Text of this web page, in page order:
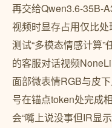
再交给Qwen3.6-35B-
视频时显存占用仅比
测试“多模态情感计算
的客服对话视频
面部微表情RGB与皮
号在锚点token处完成
会“嘴上说没事但IR显